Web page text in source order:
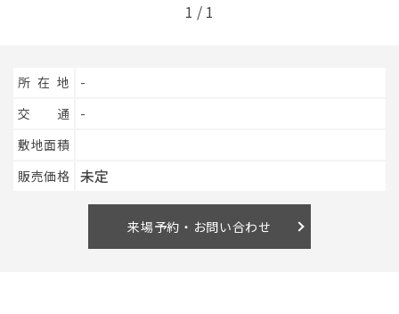
1 / 1
所在地
-
交通
-
敷地面積
販売価格 未定
来場予約・お問い合わせ